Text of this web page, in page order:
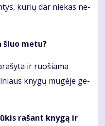
ku­rių dar nie­kas ne­
šiuo me­tu?
ir ruo­šia­ma
kny­gų mu­gė­je ge­
ra­šant kny­gą ir